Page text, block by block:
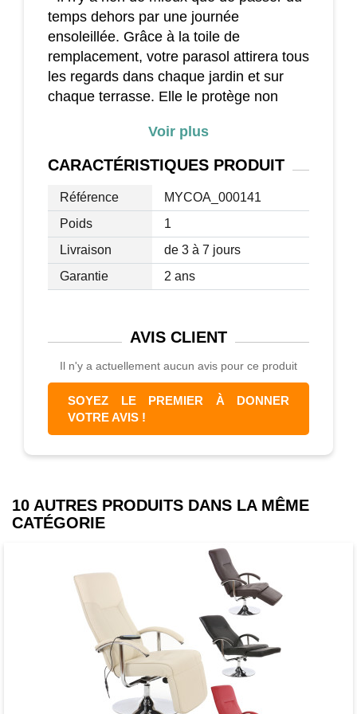
temps dehors par une journée
ensoleillée. Grâce à la toile de
remplacement, votre parasol attirera tous
les regards dans chaque jardin et sur
chaque terrasse. Elle le protège non
- Les jours de grande chaleur, profitez
d'un coin ombragé pour passer
d'agréables heures à l'heure du déjeuner
dans la verdure et détendez-vous sous
un parasol dont la toile est de votre
couleur préférée, sans subir les rayons
aveuglants du soleil. Cette couverture
rend l'été plus agréable !
Dimensions (approx.) :
Largeur : 335 cm
Profondeur : 335 cm
Hauteur du rabat : 20 cm
Profondeur de la petite poche pour l'étai :
6 cm
variés que les dangers posés par notre
étoile préférée. Protégez-vous d'une
exposition trop directe au soleil grâce à
un écran de protection contre les UV de
première classe - familièrement connu
sous le nom de parasol. Mais que faire si
la toile de la teinte s'estompe ou si la
couleur ne plaît plus ? Pas de problème !
Voir plus
CARACTÉRISTIQUES PRODUIT
Référence
MYCOA_000141
Poids
1
Livraison
de 3 à 7 jours
Garantie
2 ans
AVIS CLIENT
Il n'y a actuellement aucun avis pour ce produit
SOYEZ LE PREMIER À DONNER
VOTRE AVIS !
10 AUTRES PRODUITS DANS LA MÊME
CATÉGORIE